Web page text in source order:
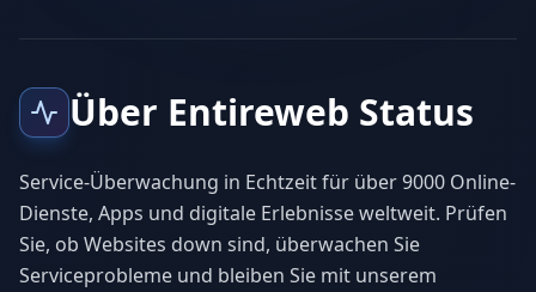
Über Entireweb Status
Service-Überwachung in Echtzeit für über 9000 Online-
Dienste, Apps und digitale Erlebnisse weltweit. Prüfen
Sie, ob Websites down sind, überwachen Sie
Serviceprobleme und bleiben Sie mit unserem